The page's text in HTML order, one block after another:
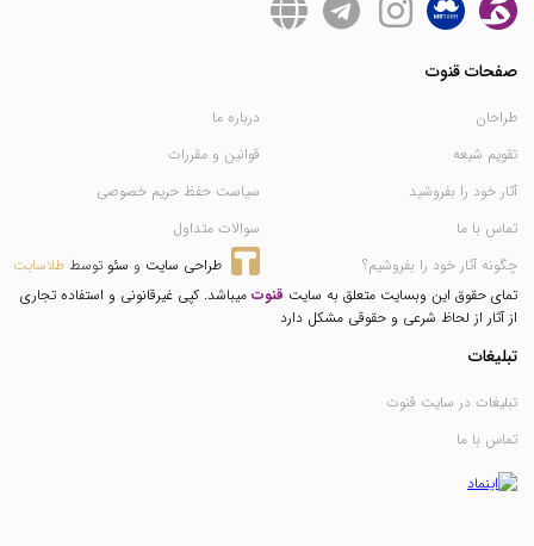
صفحات قنوت
طراحان
تقویم شیعه
آثار خود را بفروشید
تماس با ما
چگونه آثار خود را بفروشیم؟
درباره ما
قوانین و مقررات
سیاست حفظ حریم خصوصی
سوالات متداول
طراحی سایت و سئو توسط طلاسایت
تمای حقوق این وبسایت متعلق به سایت قنوت میباشد. کپی غیرقانونی و استفاده تجاری
از آثار از لحاظ شرعی و حقوقی مشکل دارد
تبلیغات
تبلیغات در سایت قنوت
تماس با ما